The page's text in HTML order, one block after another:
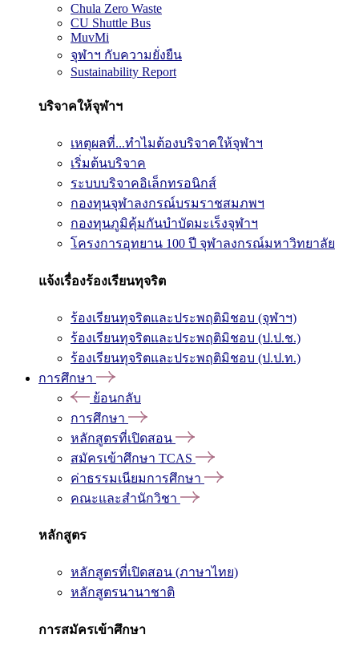
Chula Zero Waste
CU Shuttle Bus
MuvMi
จุฬาฯ กับความยั่งยืน
Sustainability Report
บริจาคให้จุฬาฯ
เหตุผลที่...ทำไมต้องบริจาคให้จุฬาฯ
เริ่มต้นบริจาค
ระบบบริจาคอิเล็กทรอนิกส์
กองทุนจุฬาลงกรณ์บรมราชสมภพฯ
กองทุนภูมิคุ้มกันบำบัดมะเร็งจุฬาฯ
โครงการอุทยาน 100 ปี จุฬาลงกรณ์มหาวิทยาลัย
แจ้งเรื่องร้องเรียนทุจริต
ร้องเรียนทุจริตและประพฤติมิชอบ (จุฬาฯ)
ร้องเรียนทุจริตและประพฤติมิชอบ (ป.ป.ช.)
ร้องเรียนทุจริตและประพฤติมิชอบ (ป.ป.ท.)
การศึกษา
ย้อนกลับ
การศึกษา
หลักสูตรที่เปิดสอน
สมัครเข้าศึกษา TCAS
ค่าธรรมเนียมการศึกษา
คณะและสำนักวิชา
หลักสูตร
หลักสูตรที่เปิดสอน (ภาษาไทย)
หลักสูตรนานาชาติ
การสมัครเข้าศึกษา